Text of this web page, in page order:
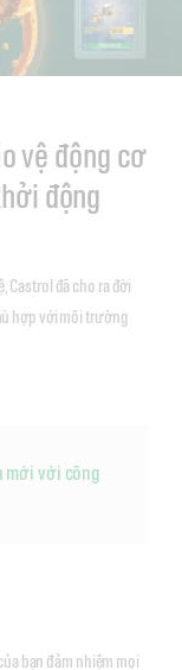
vệ động cơ
động
Castrol đã cho ra đời
hợp với môi trường
mới với công
bạn đảm nhiệm mọi